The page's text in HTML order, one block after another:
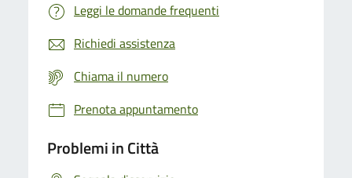
Leggi le domande frequenti
Richiedi assistenza
Chiama il numero
Prenota appuntamento
Problemi in Città